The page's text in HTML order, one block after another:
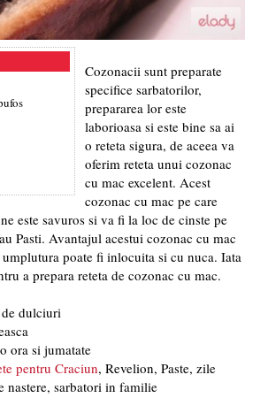
Cozonacii sunt preparate
specifice sarbatorilor,
prepararea lor este
laborioasa si este bine sa ai
o reteta sigura, de aceea va
oferim reteta unui cozonac
cu mac excelent. Acest
cozonac cu mac pe care
este savuros si va fi la loc de cinste pe
Pasti. Avantajul acestui cozonac cu mac
poate fi inlocuita si cu nuca. Iata
a prepara reteta de cozonac cu mac.
de dulciuri
o ora si jumatate
pentru Craciun, Revelion, Paste, zile
nastere, sarbatori in familie